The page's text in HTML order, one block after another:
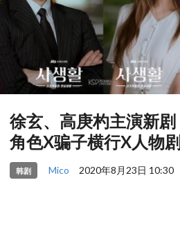
徐玄、高庚杓主演新
角色X骗子横行X人物
韩剧 Mico 2020年8月23日 10:30